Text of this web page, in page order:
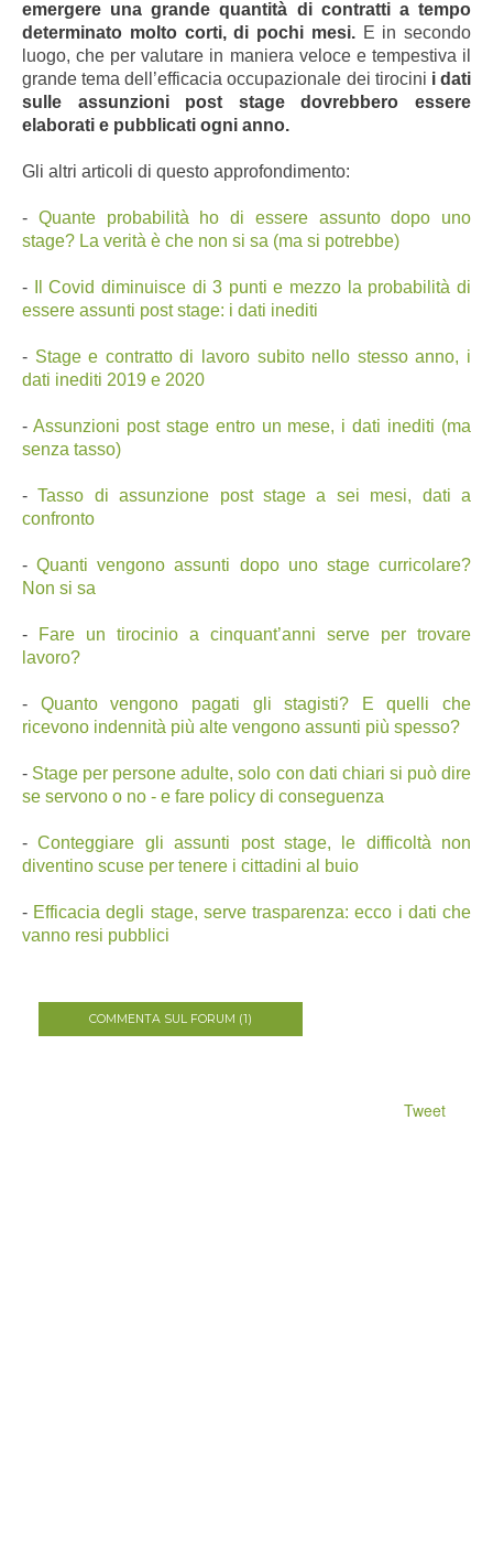
emergere una grande quantità di contratti a tempo
determinato molto corti, di pochi mesi. E in secondo
luogo, che per valutare in maniera veloce e tempestiva il
grande tema dell’efficacia occupazionale dei tirocini i dati
sulle assunzioni post stage dovrebbero essere
elaborati e pubblicati ogni anno.
Gli altri articoli di questo approfondimento:
- Quante probabilità ho di essere assunto dopo uno
stage? La verità è che non si sa (ma si potrebbe)
-
Il Covid diminuisce di 3 punti e mezzo la probabilità di
essere assunti post stage: i dati inediti
- Stage e contratto di lavoro subito nello stesso anno, i
dati inediti 2019 e 2020
- Assunzioni post stage entro un mese, i dati inediti (ma
senza tasso)
-Tasso di assunzione post stage a sei mesi, dati a
confronto
-Quanti vengono assunti dopo uno stage curricolare?
Non si sa
-
Fare un tirocinio a cinquant’anni serve per trovare
lavoro?
- Quanto vengono pagati gli stagisti? E quelli che
ricevono indennità più alte vengono assunti più spesso?
- Stage per persone adulte, solo con dati chiari si può dire
se servono o no - e fare policy di conseguenza
-Conteggiare gli assunti post stage, le difficoltà non
diventino scuse per tenere i cittadini al buio
- Efficacia degli stage, serve trasparenza: ecco i dati che
vanno resi pubblici
COMMENTA SUL FORUM (1)
Tweet